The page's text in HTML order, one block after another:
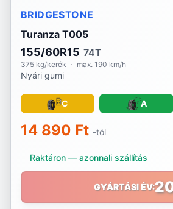
BRIDGESTONE
Turanza T005
155/60R15 74T
375 kg/kerék · max. 190 km/h
Nyári gumi
C A
14 890 Ft -tól
Raktáron — azonnali szállítás
GYÁRTÁSI ÉV: